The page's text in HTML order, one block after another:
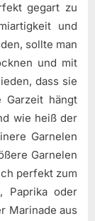
gegart zu
und
sollte man
und mit
dass sie
Garzeit hängt
wie heiß der
Garnelen
Garnelen
perfekt zum
Paprika oder
Marinade aus